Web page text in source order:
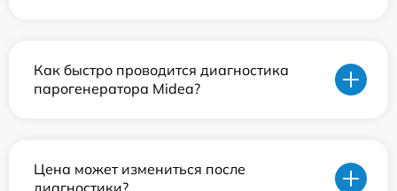
Как быстро проводится диагностика
парогенератора Midea?
Цена может измениться после